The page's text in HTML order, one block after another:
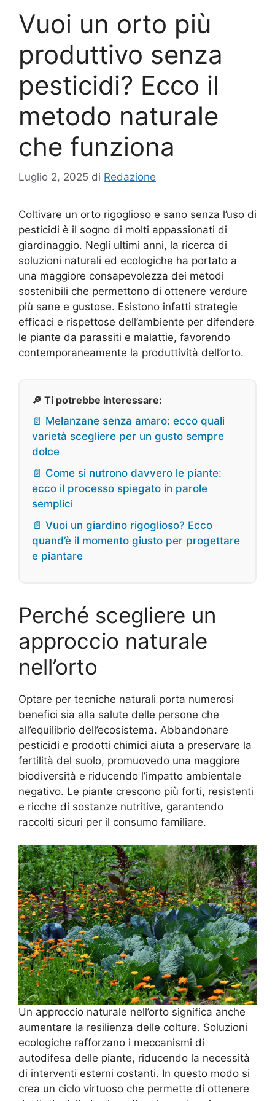
Vuoi un orto più
produttivo senza
pesticidi? Ecco il
metodo naturale
che funziona
Luglio 2, 2025 di Redazione
Coltivare un orto rigoglioso e sano senza l’uso di
pesticidi è il sogno di molti appassionati di
giardinaggio. Negli ultimi anni, la ricerca di
soluzioni naturali ed ecologiche ha portato a
una maggiore consapevolezza dei metodi
sostenibili che permettono di ottenere verdure
più sane e gustose. Esistono infatti strategie
efficaci e rispettose dell’ambiente per difendere
le piante da parassiti e malattie, favorendo
contemporaneamente la produttività dell’orto.
🔎 Ti potrebbe interessare:
📄 Melanzane senza amaro: ecco quali
varietà scegliere per un gusto sempre
dolce
📄 Come si nutrono davvero le piante:
ecco il processo spiegato in parole
semplici
📄 Vuoi un giardino rigoglioso? Ecco
quand’è il momento giusto per progettare
e piantare
Perché scegliere un
approccio naturale
nell’orto
Optare per tecniche naturali porta numerosi
benefici sia alla salute delle persone che
all’equilibrio dell’ecosistema. Abbandonare
pesticidi e prodotti chimici aiuta a preservare la
fertilità del suolo, promuovedo una maggiore
biodiversità e riducendo l’impatto ambientale
negativo. Le piante crescono più forti, resistenti
e ricche di sostanze nutritive, garantendo
raccolti sicuri per il consumo familiare.
Un approccio naturale nell’orto significa anche
aumentare la resilienza delle colture. Soluzioni
ecologiche rafforzano i meccanismi di
autodifesa delle piante, riducendo la necessità
di interventi esterni costanti. In questo modo si
crea un ciclo virtuoso che permette di ottenere